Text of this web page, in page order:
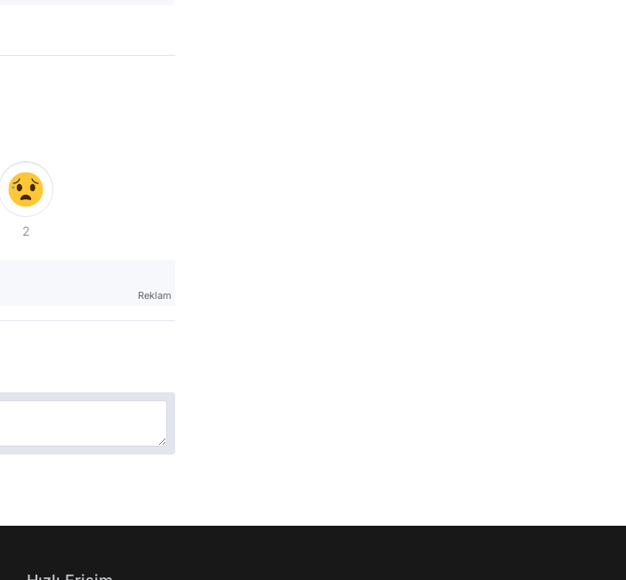
2
Reklam